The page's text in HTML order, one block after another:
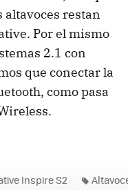
altavoces restan
Por el mismo
2.1 con
que conectar la
como pasa
Inspire S2